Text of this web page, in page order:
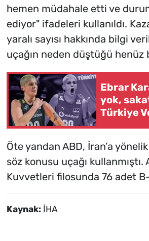
hemen müdahale etti ve
ediyor" ifadeleri kullanıldı.
yaralı sayısı hakkında bilgi
uçağın neden düştüğü henüz
Ebrar
yok,
Türkiye
belli oldu
Öte yandan ABD, İran’a
söz konusu uçağı kullanmıştı.
Kuvvetleri filosunda 76 adet
Kaynak: İHA